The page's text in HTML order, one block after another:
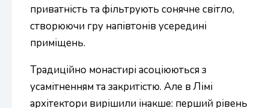
приватність та фільтрують сонячне світло,
створюючи гру напівтонів усередині
приміщень.
Традиційно монастирі асоціюються з
усамітненням та закритістю. Але в Лімі
архітектори вирішили інакше: перший рівень